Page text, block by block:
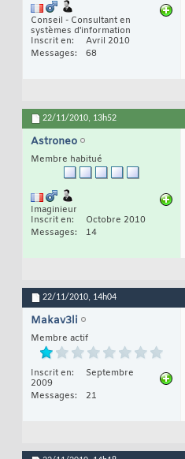
Conseil - Consultant en
systèmes d'information
Inscrit en
Avril 2010
Messages
68
22/11/2010, 13h52
Astroneo
Membre habitué
Imaginieur
Inscrit en
Octobre 2010
Messages
14
22/11/2010, 14h04
Makav3li
Membre actif
Inscrit en
Septembre
2009
Messages
21